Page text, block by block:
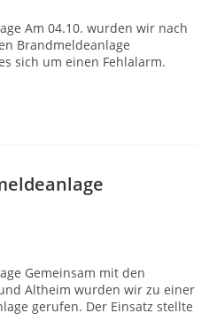
Am 04.10. wurden wir nach
Brandmeldeanlage
sich um einen Fehlalarm.
Gemeinsam mit den
Altheim wurden wir zu einer
gerufen. Der Einsatz stellte